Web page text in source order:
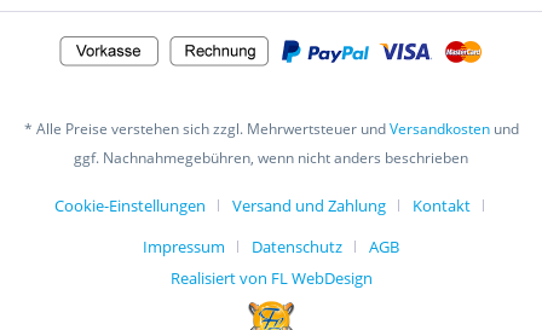
* Alle Preise verstehen sich zzgl. Mehrwertsteuer undVersandkostenund
ggf. Nachnahmegebühren, wenn nicht anders beschrieben
Cookie-Einstellungen Versand und Zahlung
Kontakt
Impressum
Datenschutz
AGB
Realisiert von FL WebDesign